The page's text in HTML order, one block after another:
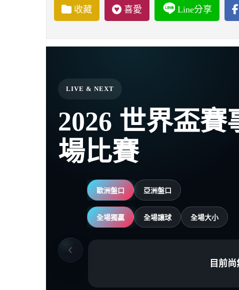
收藏 喜愛 Line分享
LIVE & NEXT
2026 世界盃
場比賽
歐洲盤口 亞洲盤口
全場獨贏 全場讓球 全場大小
目前